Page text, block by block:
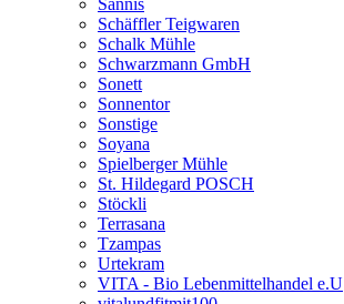
Sannis
Schäffler Teigwaren
Schalk Mühle
Schwarzmann GmbH
Sonett
Sonnentor
Sonstige
Soyana
Spielberger Mühle
St. Hildegard POSCH
Stöckli
Terrasana
Tzampas
Urtekram
VITA - Bio Lebenmittelhandel e.U